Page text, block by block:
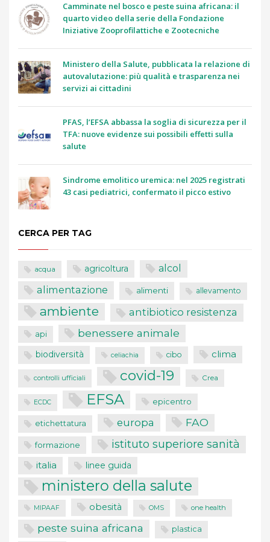
Camminate nel bosco e peste suina africana: il
quarto video della serie della Fondazione
Iniziative Zooprofilattiche e Zootecniche
Ministero della Salute, pubblicata la relazione di
autovalutazione: più qualità e trasparenza nei
servizi ai cittadini
PFAS, l’EFSA abbassa la soglia di sicurezza per il
TFA: nuove evidenze sui possibili effetti sulla
salute
Sindrome emolitico uremica: nel 2025 registrati
43 casi pediatrici, confermato il picco estivo
CERCA PER TAG
acqua agricoltura alcol
alimentazione alimenti allevamento
ambiente antibiotico resistenza
api benessere animale
biodiversità celiachia cibo clima
controlli ufficiali covid-19 Crea
ECDC EFSA epicentro
etichettatura europa FAO
formazione istituto superiore sanità
italia linee guida
ministero della salute
MIPAAF obesità OMS one health
peste suina africana plastica